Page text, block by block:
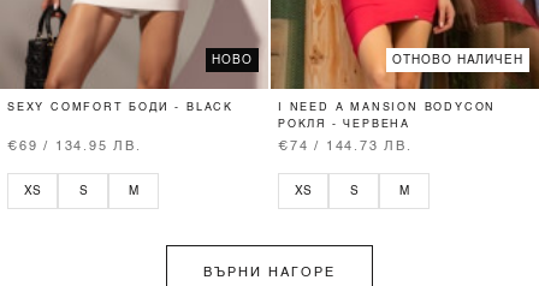
НОВО
SEXY COMFORT БОДИ - BLACK
€69 / 134.95 ЛВ.
XS S M
ОТНОВО НАЛИЧЕН
I NEED A MANSION BODYCON
РОКЛЯ - ЧЕРВЕНА
€74 / 144.73 ЛВ.
XS S M
ВЪРНИ НАГОРЕ